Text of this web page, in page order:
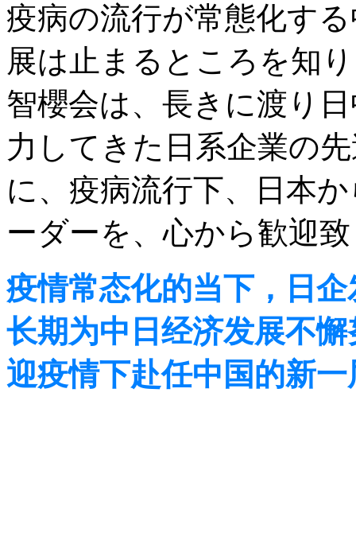
疫病の流行が常態化す
展は止まるところを知
智櫻会は、長きに渡り
力してきた日系企業の
に、疫病流行下、日本
ーダーを、心から歓迎
疫情常态化的当下，日
长期为中日经济发展不
迎疫情下赴任中国的新